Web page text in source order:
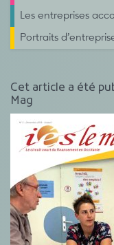
Les entreprises
Portraits
Cet article a été
Mag